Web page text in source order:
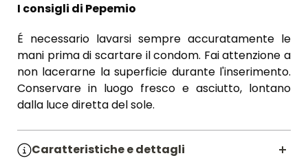
I consigli di Pepemio
É necessario lavarsi sempre accuratamente le
mani prima di scartare il condom. Fai attenzione a
non lacerarne la superficie durante l'inserimento.
Conservare in luogo fresco e asciutto, lontano
dalla luce diretta del sole.
Caratteristiche e dettagli